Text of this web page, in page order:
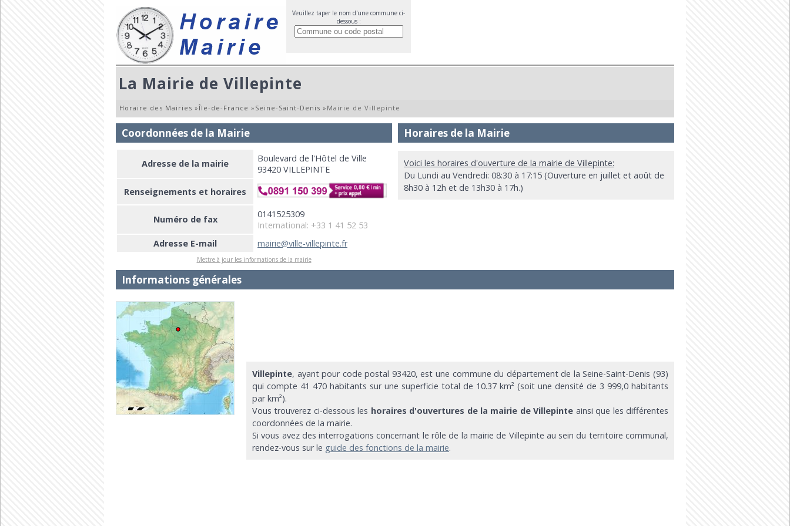
Veuillez taper le nom d'une commune ci-
dessous :
La Mairie de Villepinte
Horaire des Mairies »Île-de-France » Seine-Saint-Denis » Mairie de Villepinte
Coordonnées de la Mairie
Adresse de la mairie
Boulevard de l'Hôtel de Ville
93420 VILLEPINTE
Renseignements et horaires
Numéro de fax
0141525309
International: +33 1 41 52 53
Adresse E-mail
mairie@ville-villepinte.fr
Mettre à jour les informations de la mairie
Horaires de la Mairie
Voici les horaires d'ouverture de la mairie de Villepinte:
Du Lundi au Vendredi: 08:30 à 17:15 (Ouverture en juillet et août de
8h30 à 12h et de 13h30 à 17h.)
Informations générales
Villepinte, ayant pour code postal 93420, est une commune du département de la Seine-Saint-Denis (93)
qui compte 41 470 habitants sur une superficie total de 10.37 km² (soit une densité de 3 999,0 habitants
par km²).
Vous trouverez ci-dessous les horaires d'ouvertures de la mairie de Villepinte ainsi que les différentes
coordonnées de la mairie.
Si vous avez des interrogations concernant le rôle de la mairie de Villepinte au sein du territoire communal,
rendez-vous sur le guide des fonctions de la mairie.